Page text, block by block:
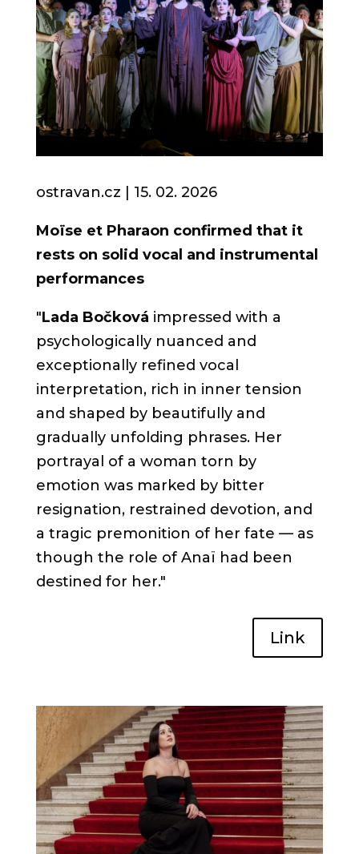
ostravan.cz | 15. 02. 2026
Moïse et Pharaon confirmed that it
rests on solid vocal and instrumental
performances
"Lada Bočková impressed with a
psychologically nuanced and
exceptionally refined vocal
interpretation, rich in inner tension
and shaped by beautifully and
gradually unfolding phrases. Her
portrayal of a woman torn by
emotion was marked by bitter
resignation, restrained devotion, and
a tragic premonition of her fate — as
though the role of Anaï had been
destined for her."
Link